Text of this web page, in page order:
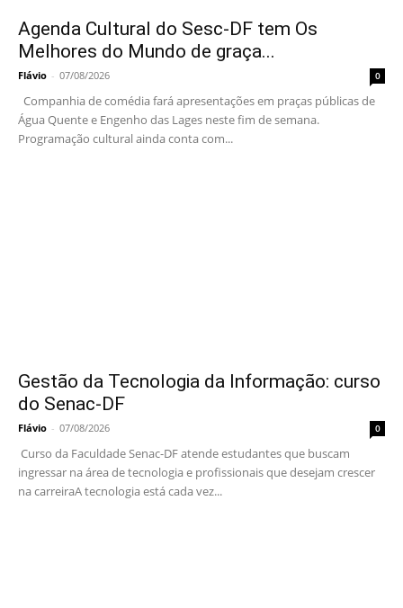
Agenda Cultural do Sesc-DF tem Os
Melhores do Mundo de graça...
Flávio - 07/08/2026 0
Companhia de comédia fará apresentações em praças públicas de
Água Quente e Engenho das Lages neste fim de semana.
Programação cultural ainda conta com...
Gestão da Tecnologia da Informação: curso
do Senac-DF
Flávio - 07/08/2026 0
Curso da Faculdade Senac-DF atende estudantes que buscam
ingressar na área de tecnologia e profissionais que desejam crescer
na carreiraA tecnologia está cada vez...